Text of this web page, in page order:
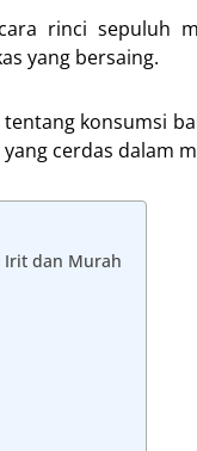
rinci sepuluh
yang bersaing.
konsumsi
cerdas dalam
Irit dan Murah